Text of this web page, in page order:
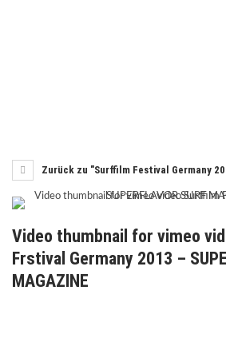
Zurück zu "Surffilm Festival Germany
Video thumbnail for vimeo
Frstival Germany 2013 –
MAGAZINE